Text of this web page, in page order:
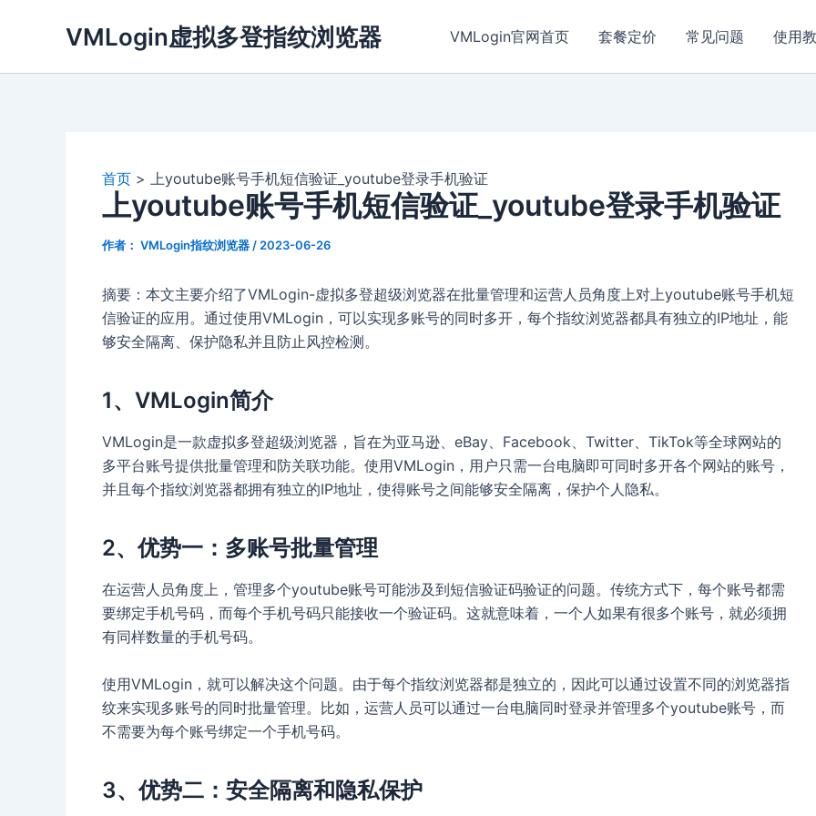
VMLogin虚拟多登指纹浏览器 VMLogin官网首页 套餐定价 常见问题 使用
首页 上youtube账号手机短信验证_youtube登录手机验证
上youtube账号手机短信验证_youtube登录手机验证
作者： VMLogin指纹浏览器 / 2023-06-26
摘要：本文主要介绍了VMLogin-虚拟多登超级浏览器在批量管理和运营人员角度上对上youtube账号手机短
信验证的应用。通过使用VMLogin，可以实现多账号的同时多开，每个指纹浏览器都具有独立的IP地址，能
够安全隔离、保护隐私并且防止风控检测。
1、VMLogin简介
VMLogin是一款虚拟多登超级浏览器，旨在为亚马逊、eBay、Facebook、Twitter、TikTok等全球网站的
多平台账号提供批量管理和防关联功能。使用VMLogin，用户只需一台电脑即可同时多开各个网站的账号，
并且每个指纹浏览器都拥有独立的IP地址，使得账号之间能够安全隔离，保护个人隐私。
2、优势一：多账号批量管理
在运营人员角度上，管理多个youtube账号可能涉及到短信验证码验证的问题。传统方式下，每个账号都需
要绑定手机号码，而每个手机号码只能接收一个验证码。这就意味着，一个人如果有很多个账号，就必须拥
有同样数量的手机号码。
使用VMLogin，就可以解决这个问题。由于每个指纹浏览器都是独立的，因此可以通过设置不同的浏览器指
纹来实现多账号的同时批量管理。比如，运营人员可以通过一台电脑同时登录并管理多个youtube账号，而
不需要为每个账号绑定一个手机号码。
3、优势二：安全隔离和隐私保护